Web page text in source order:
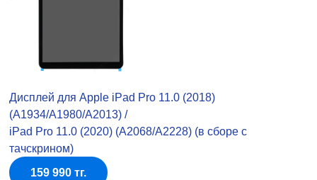
Дисплей для Apple iPad Pro 11.0 (2018)
(A1934/A1980/A2013) /
iPad Pro 11.0 (2020) (A2068/A2228) (в сборе с
тачскрином)
159 990 тг.